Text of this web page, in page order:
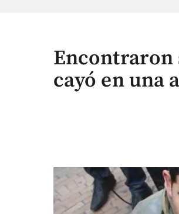
Encontraron
cayó en una